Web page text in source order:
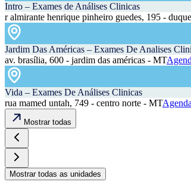
Intro – Exames de Análises Clinicas
r almirante henrique pinheiro guedes, 195 -
Jardim Das Américas – Exames De Analises
av. brasília, 600 - jardim das américas - MT
Vida – Exames De Análises Clinicas
rua mamed untah, 749 - centro norte - MT
Mostrar todas
Mostrar todas as unidades